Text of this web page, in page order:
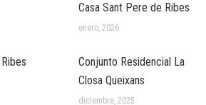
Casa Sant Pere de Ribes
enero, 2026
Conjunto Residencial La
Closa Queixans
diciembre, 2025